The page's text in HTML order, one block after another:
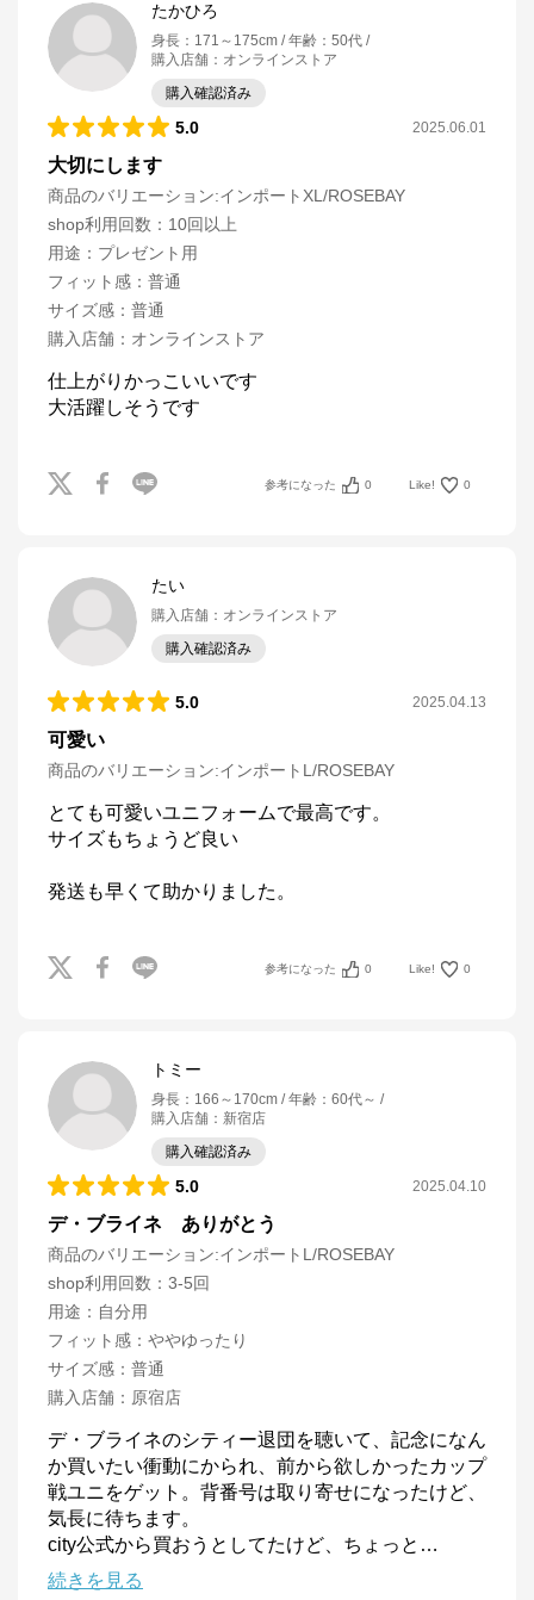
たかひろ
身長 ： 171～175cm 年齢 ： 50代
購入店舗 ： オンラインストア
購入確認済み
5.0 2025.06.01
大切にします
商品のバリエーション:インポートXL/ROSEBAY
shop利用回数 ： 10回以上
用途 ： プレゼント用
フィット感 ： 普通
サイズ感 ： 普通
購入店舗 ： オンラインストア
仕上がりかっこいいです
大活躍しそうです
参考になった 0 Like! 0
たい
購入店舗 ： オンラインストア
購入確認済み
5.0 2025.04.13
可愛い
商品のバリエーション:インポートL/ROSEBAY
とても可愛いユニフォームで最高です。
サイズもちょうど良い
発送も早くて助かりました。
参考になった 0 Like! 0
トミー
身長 ： 166～170cm 年齢 ： 60代～
購入店舗 ： 新宿店
購入確認済み
5.0 2025.04.10
デ・ブライネ ありがとう
商品のバリエーション:インポートL/ROSEBAY
shop利用回数 ： 3-5回
用途 ： 自分用
フィット感 ： ややゆったり
サイズ感 ： 普通
購入店舗 ： 原宿店
デ・ブライネのシティー退団を聴いて、記念になん
か買いたい衝動にかられ、前から欲しかったカップ
戦ユニをゲット。背番号は取り寄せになったけど、
気長に待ちます。
city公式から買おうとしてたけど、ちょっと …
続きを見る